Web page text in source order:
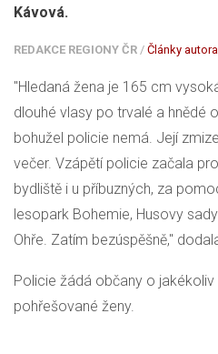
Kávová.
REDAKCE REGIONY ČR / Články autora
"Hledaná žena je 165 cm
dlouhé vlasy po trvalé a hnědé
bohužel policie nemá. Její
večer. Vzápětí policie začala
bydliště i u příbuzných, za
lesopark Bohemie, Husovy
Ohře. Zatím bezúspěšně,"
Policie žádá občany o
pohřešované ženy.